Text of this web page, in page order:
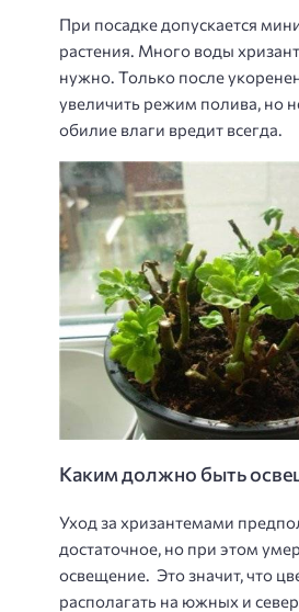
При посадке допускается
растения. Много воды
нужно. Только после
увеличить режим полива, но
обилие влаги вредит всегда.
Каким должно быть
Уход за хризантемами
достаточное, но при этом
освещение. Это значит, что
располагать на южных и